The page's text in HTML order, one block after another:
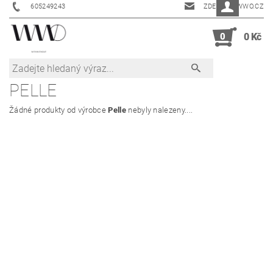
605249243 ZDENKA@WWO.CZ
0 0 Kč
PELLE
Žádné produkty od výrobcePellenebyly nalezeny....